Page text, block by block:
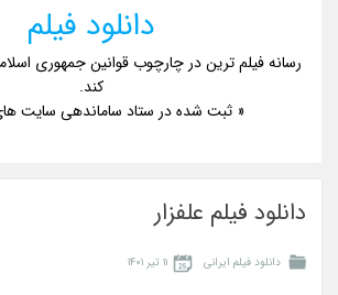
دانلود فیلم
رسانه فیلم ترین در چارچوب قوانین جمهوری
کند.
« ثبت شده در ستاد ساماندهی سایت
دانلود فیلم علفزار
دانلود فیلم ایرانی ۱۱ تیر ۱۴۰۱